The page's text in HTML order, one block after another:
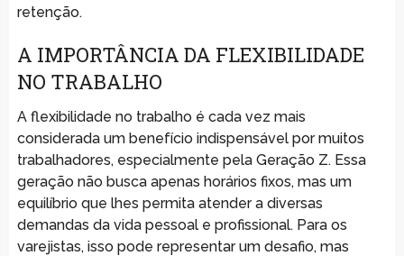
retenção.
A IMPORTÂNCIA DA FLEXIBILIDADE
NO TRABALHO
A flexibilidade no trabalho é cada vez mais
considerada um benefício indispensável por muitos
trabalhadores, especialmente pela Geração Z. Essa
geração não busca apenas horários fixos, mas um
equilíbrio que lhes permita atender a diversas
demandas da vida pessoal e profissional. Para os
varejistas, isso pode representar um desafio, mas